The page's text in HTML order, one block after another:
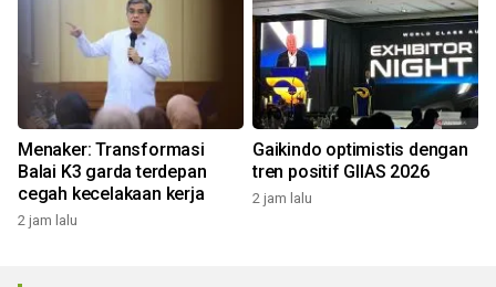
Menaker: Transformasi
Balai K3 garda terdepan
cegah kecelakaan kerja
2 jam lalu
Gaikindo optimistis dengan
tren positif GIIAS 2026
2 jam lalu